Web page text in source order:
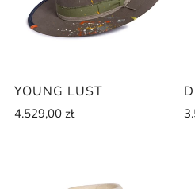
YOUNG LUST
4.529,00 zł